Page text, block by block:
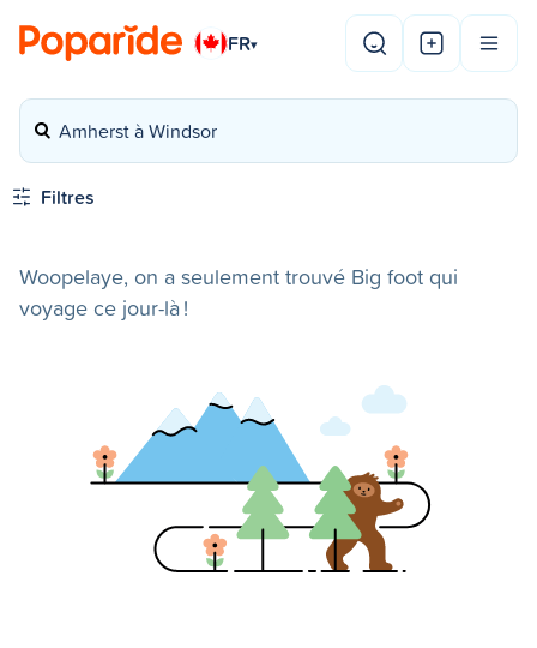
FR▾
Amherst à Windsor
Filtres
Woopelaye, on a seulement trouvé Big foot qui
voyage ce jour-là !